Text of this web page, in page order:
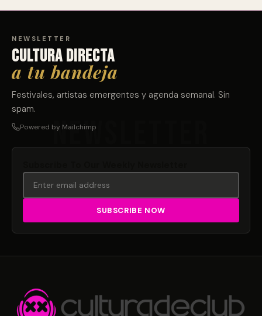
NEWSLETTER
Cultura directa
a tu bandeja
Festivales, artistas emergentes y agenda semanal. Sin
spam.
Powered by Mailchimp